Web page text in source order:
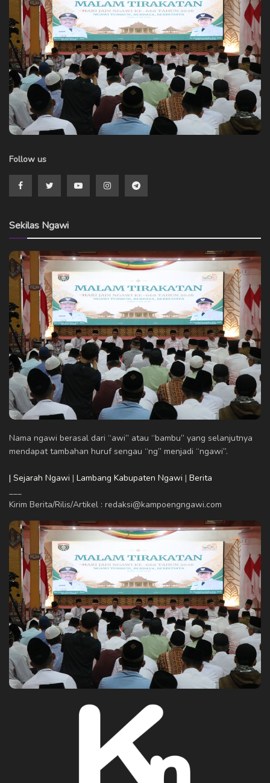
Follow us
Sekilas Ngawi
Nama ngawi berasal dari “awi” atau “bambu” yang selanjutnya
mendapat tambahan huruf sengau “ng” menjadi “ngawi”.
| Sejarah Ngawi | Lambang Kabupaten Ngawi | Berita
___
Kirim Berita/Rilis/Artikel : redaksi@kampoengngawi.com